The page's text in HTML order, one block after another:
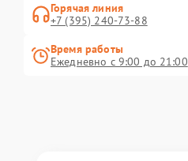
Горячая линия
+7 (395) 240-73-88
Время работы
Ежедневно с 9:00 до 21:00